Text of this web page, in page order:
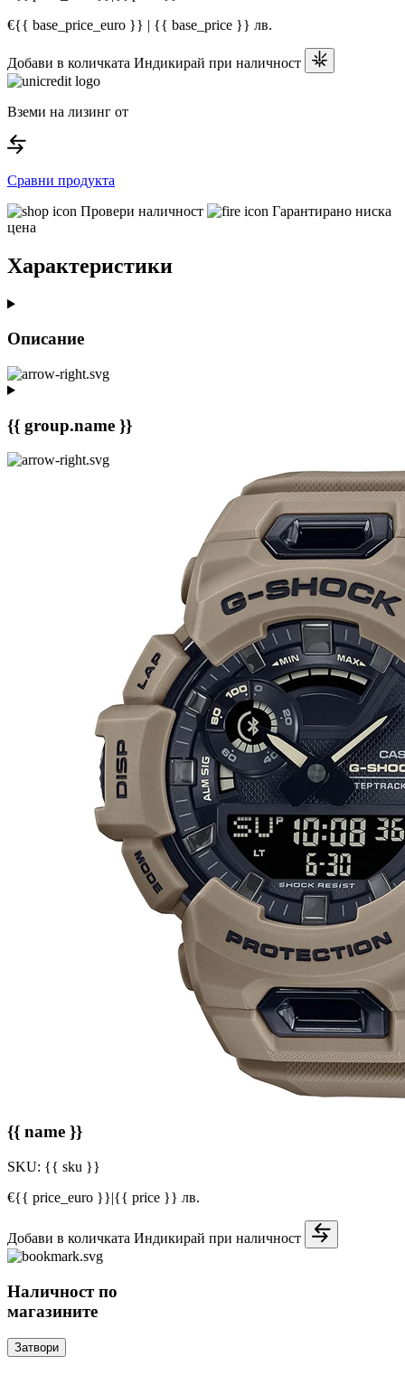
€{{ base_price_euro }} | {{ base_price }} лв.
Добави в количката Индикирай при наличност
Вземи на лизинг от
Сравни продукта
Провери наличност
Гарантирано ниска
цена
Характеристики
Описание
{{ group.name }}
{{ name }}
SKU: {{ sku }}
€{{ price_euro }}|{{ price }} лв.
Добави в количката Индикирай при наличност
Наличност по
магазините
Затвори